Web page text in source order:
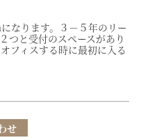
ります。３－５年のリー
つと受付のスペースがあり
フィスする時に最初に入る
せ